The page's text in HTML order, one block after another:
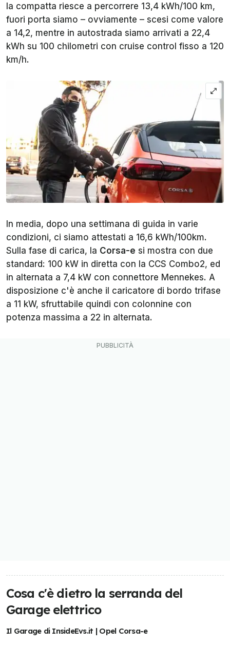
la compatta riesce a percorrere 13,4 kWh/100 km,
fuori porta siamo – ovviamente – scesi come valore
a 14,2, mentre in autostrada siamo arrivati a 22,4
kWh su 100 chilometri con cruise control fisso a 120
km/h.
In media, dopo una settimana di guida in varie
condizioni, ci siamo attestati a 16,6 kWh/100km.
Sulla fase di carica, la Corsa-e si mostra con due
standard: 100 kW in diretta con la CCS Combo2, ed
in alternata a 7,4 kW con connettore Mennekes. A
disposizione c'è anche il caricatore di bordo trifase
a 11 kW, sfruttabile quindi con colonnine con
potenza massima a 22 in alternata.
Cosa c'è dietro la serranda del
Garage elettrico
Il Garage di InsideEvs.it | Opel Corsa-e